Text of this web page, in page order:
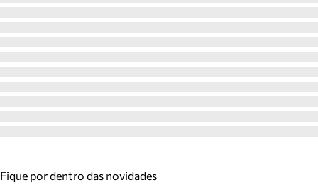
Fique por dentro das novidades